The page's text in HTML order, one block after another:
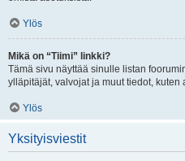
Ylös
Mikä on “Tiimi” linkki?
Tämä sivu näyttää sinulle listan
ylläpitäjät, valvojat ja muut tiedot, kuten
Ylös
Yksityisviestit